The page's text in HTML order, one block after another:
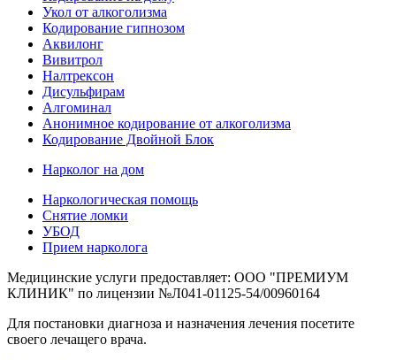
Укол от алкоголизма
Кодирование гипнозом
Аквилонг
Вивитрол
Налтрексон
Дисульфирам
Алгоминал
Анонимное кодирование от алкоголизма
Кодирование Двойной Блок
Нарколог на дом
Наркологическая помощь
Снятие ломки
УБОД
Прием нарколога
Медицинские услуги предоставляет: ООО "ПРЕМИУМ
КЛИНИК" по лицензии №Л041-01125-54/00960164
Для постановки диагноза и назначения лечения посетите
своего лечащего врача.